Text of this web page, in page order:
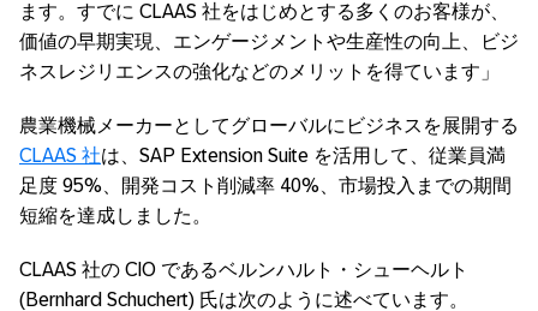
ます。すでに CLAAS 社をはじめとする多くのお客様が、
価値の早期実現、エンゲージメントや生産性の向上、ビジ
ネスレジリエンスの強化などのメリットを得ています」
農業機械メーカーとしてグローバルにビジネスを展開する
CLAAS 社は、SAP Extension Suite を活用して、従業員満
足度 95%、開発コスト削減率 40%、市場投入までの期間
短縮を達成しました。
CLAAS 社の CIO であるベルンハルト・シューヘルト
(Bernhard Schuchert) 氏は次のように述べています。